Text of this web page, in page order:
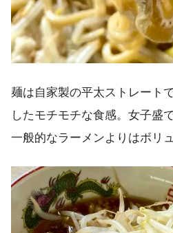
麺は自家製の平太ストレート
したモチモチな食感。女子盛
一般的なラーメンよりはボリ